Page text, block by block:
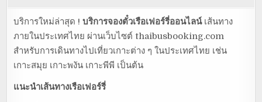
บริการใหม่ล่าสุด !บริการจองตั๋วเรือเฟอร์รี่ออนไลน์เส้นทาง
ภายในประเทศไทย ผ่านเว็บไซต์ thaibusbooking.com
สำหรับการเดินทางไปเที่ยวเกาะต่าง ๆ ในประเทศไทย เช่น
เกาะสมุย เกาะพงัน เกาะพีพี เป็นต้น
แนะนำเส้นทางเรือเฟอร์รี่